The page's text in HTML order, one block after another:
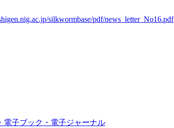
silkwormbase/pdf/news_letter_No16.pdf
電子ブック・電子ジャーナル